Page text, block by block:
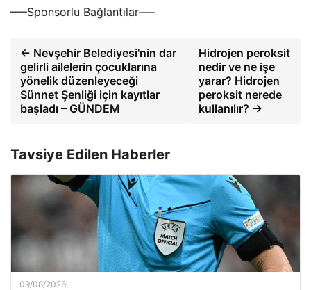
—–Sponsorlu Bağlantılar—–
← Nevşehir Belediyesi'nin dar
gelirli ailelerin çocuklarına
yönelik düzenleyeceği
Sünnet Şenliği için kayıtlar
başladı – GÜNDEM
Hidrojen peroksit
nedir ve ne işe
yarar? Hidrojen
peroksit nerede
kullanılır? →
Tavsiye Edilen Haberler
09/08/2026